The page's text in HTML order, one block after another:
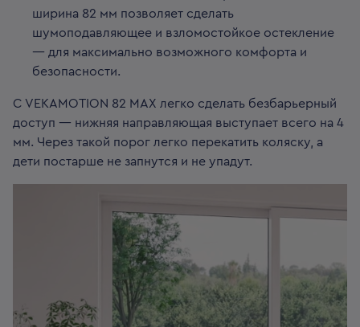
ширина 82 мм позволяет сделать
шумоподавляющее и взломостойкое остекление
— для максимально возможного комфорта и
безопасности.
С VEKAMOTION 82 MAX легко сделать безбарьерный
доступ — нижняя направляющая выступает всего на 4
мм. Через такой порог легко перекатить коляску, а
дети постарше не запнутся и не упадут.